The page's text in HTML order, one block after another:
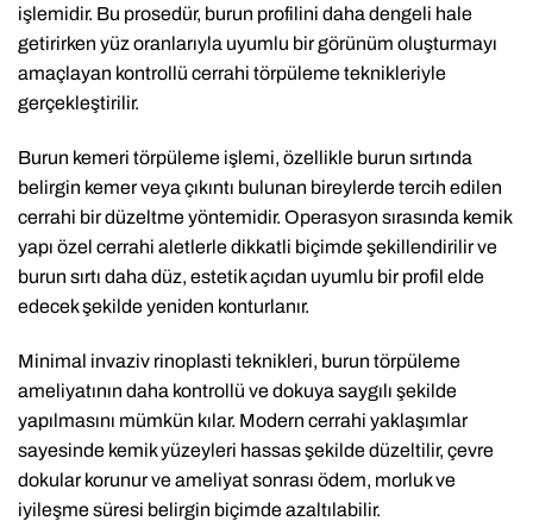
işlemidir. Bu prosedür, burun profilini daha dengeli hale
getirirken yüz oranlarıyla uyumlu bir görünüm oluşturmayı
amaçlayan kontrollü cerrahi törpüleme teknikleriyle
gerçekleştirilir.
Burun kemeri törpüleme işlemi, özellikle burun sırtında
belirgin kemer veya çıkıntı bulunan bireylerde tercih edilen
cerrahi bir düzeltme yöntemidir. Operasyon sırasında kemik
yapı özel cerrahi aletlerle dikkatli biçimde şekillendirilir ve
burun sırtı daha düz, estetik açıdan uyumlu bir profil elde
edecek şekilde yeniden konturlanır.
Minimal invaziv rinoplasti teknikleri, burun törpüleme
ameliyatının daha kontrollü ve dokuya saygılı şekilde
yapılmasını mümkün kılar. Modern cerrahi yaklaşımlar
sayesinde kemik yüzeyleri hassas şekilde düzeltilir, çevre
dokular korunur ve ameliyat sonrası ödem, morluk ve
iyileşme süresi belirgin biçimde azaltılabilir.